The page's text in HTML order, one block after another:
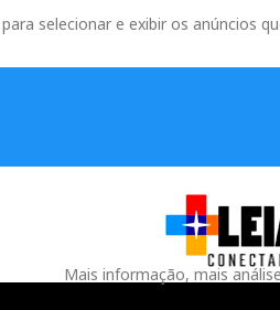
selecionar e exibir os anúncios
Mais informação, mais